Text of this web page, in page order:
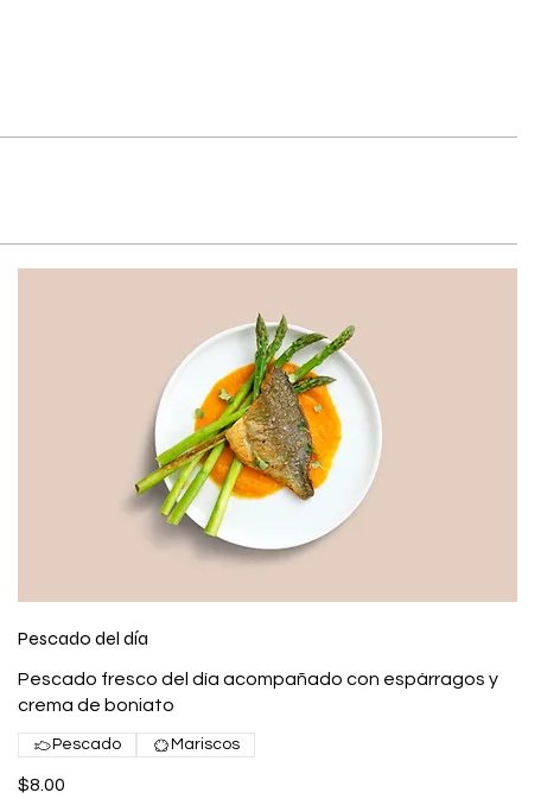
Pescado del día
Pescado fresco del día acompañado con espárragos y
crema de boniato
$8.00
Pescado Mariscos